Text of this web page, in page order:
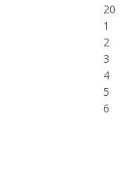
20
1
2
3
4
5
6